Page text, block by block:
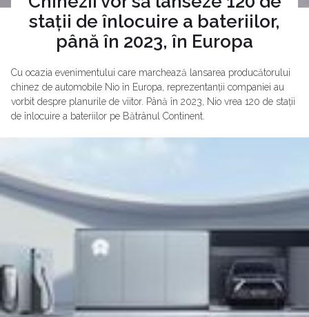
stații de înlocuire a bateriilor,
până în 2023, în Europa
Cu ocazia evenimentului care marchează lansarea producătorului
chinez de automobile Nio în Europa, reprezentanții companiei au
vorbit despre planurile de viitor. Până în 2023, Nio vrea 120 de stații
de înlocuire a bateriilor pe Bătrânul Continent.